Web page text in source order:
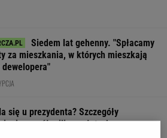
Siedem lat gehenny. "Spłacamy
za mieszkania, w których mieszkają
dewelopera"
się u prezydenta? Szczegóły
za pół miliona złotych